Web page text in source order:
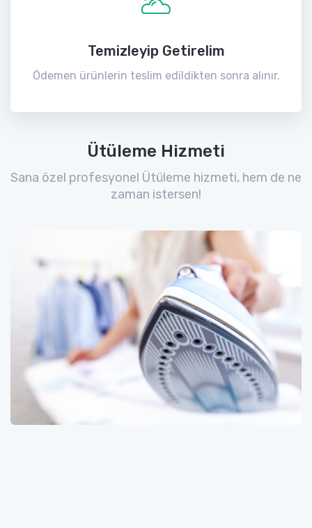
Temizleyip Getirelim
Ödemen ürünlerin teslim edildikten sonra alınır.
Ütüleme Hizmeti
Sana özel profesyonel Ütüleme hizmeti, hem de ne
zaman istersen!